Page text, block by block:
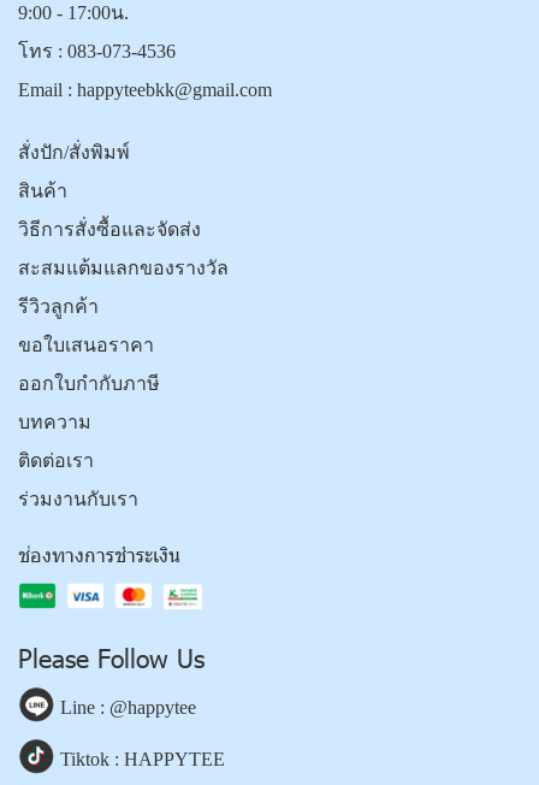
9:00 - 17:00น.
โทร : 083-073-4536
Email : happyteebkk@gmail.com
สั่งปัก/สั่งพิมพ์
สินค้า
วิธีการสั่งซื้อและจัดส่ง
สะสมแต้มแลกของรางวัล
รีวิวลูกค้า
ขอใบเสนอราคา
ออกใบกำกับภาษี
บทความ
ติดต่อเรา
ร่วมงานกับเรา
ช่องทางการชำระเงิน
Please Follow Us
Line : @happytee
Tiktok : HAPPYTEE